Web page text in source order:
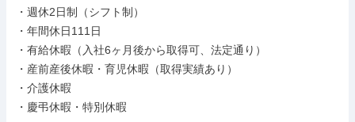
・週休2日制（シフト制）
・年間休日111日
・有給休暇（入社6ヶ月後から取得可、法定通り）
・産前産後休暇・育児休暇（取得実績あり）
・介護休暇
・慶弔休暇・特別休暇